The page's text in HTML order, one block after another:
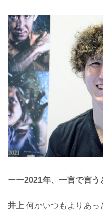
ーー2021年、一言で言う
井上 何かいつもよりあっ